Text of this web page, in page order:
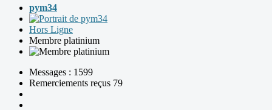
pym34
Hors Ligne
Membre platinium
Messages : 1599
Remerciements reçus 79